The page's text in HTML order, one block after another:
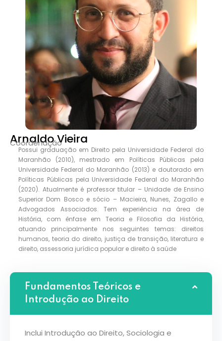
Arnaldo Vieira
Coordenação
Possui graduação em Direito pela Universidade Federal do
Maranhão (2010), mestrado em Políticas Públicas pela
Universidade Federal do Maranhão (2013) e doutorado em
Políticas Públicas pela Universidade Federal do Maranhão
(2020). Atualmente é professor titular – Unidade de Ensino
Superior Dom Bosco e sócio – Macieira, Nunes, Zagallo e
Advogados Associados. Tem experiência na área de
História, com ênfase em Teoria e Filosofia da História,
atuando principalmente nos seguintes temas: direitos
humanos, teoria do direito, justiça de transição, literatura e
direito, assessoria jurídica popular e direito à saúde
Fundamentos Teóricos e
Introdução ao Direito
Inclui Introdução ao Direito, Sociologia e